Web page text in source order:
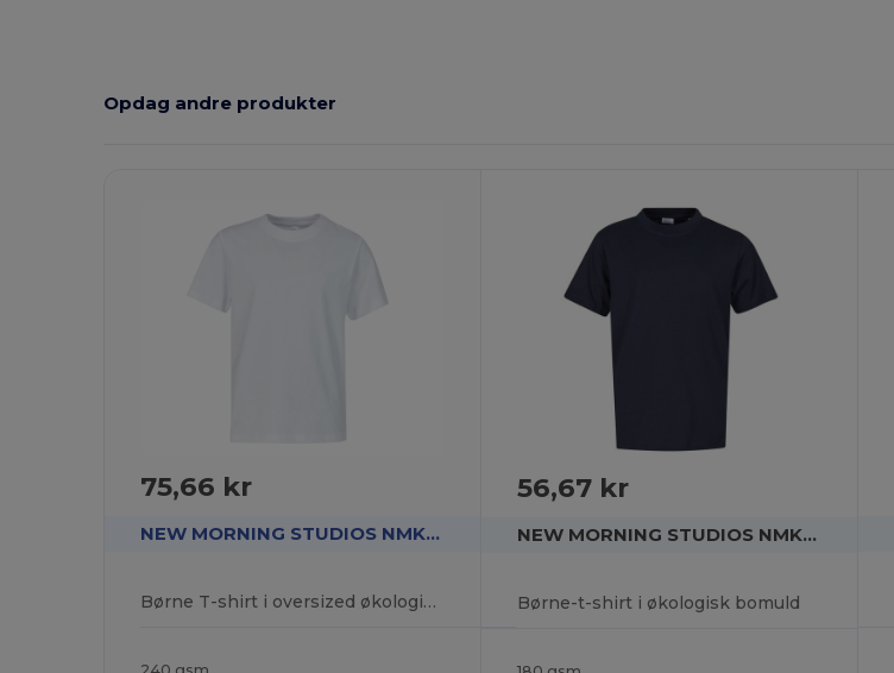
Opdag andre produkter
75,66 kr
NEW MORNING STUDIOS NMK003
Børne T-shirt i oversized økologisk bomuld
56,67 kr
NEW MORNING STUDIOS NMK038
Børne-t-shirt i økologisk bomuld